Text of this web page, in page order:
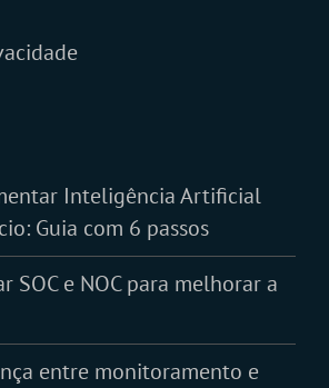
Inteligência Artificial
Guia com 6 passos
SOC e NOC para melhorar a
entre monitoramento e